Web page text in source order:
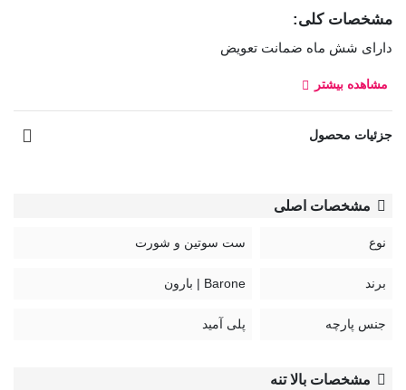
مشخصات کلی:
دارای شش ماه ضمانت تعویض
مدل 013، از جنس توری است که روی آن گلدوزی کار شده
است.مدل سوتین این ست هارنس و فنردار است. مدل شورت این
بند سوتین قابل تنظیم و غیر قابل جدا شدن
345
مشاهده بیشتر
جزئیات محصول
مشخصات اصلی
نوع ست سوتین و شورت
برند Barone | بارون
جنس پارچه پلی آمید
مشخصات بالا تنه